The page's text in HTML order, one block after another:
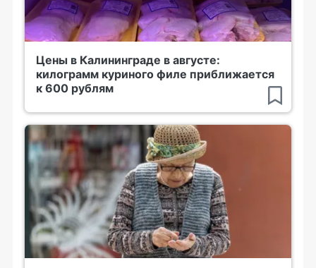
Цены в Калининграде в августе:
килограмм куриного филе приближается
к 600 рублям